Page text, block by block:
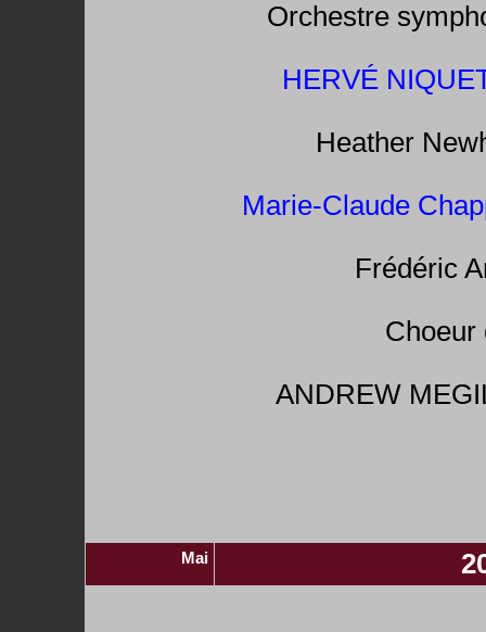
Orchestre
HERVÉ
Heather
Marie-Claude
Frédéric
Choeur
ANDREW
Mai